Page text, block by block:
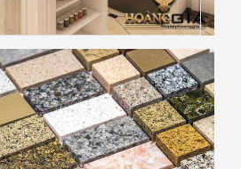
phòng bếp đẳng cấp hơn